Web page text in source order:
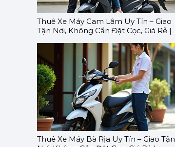
Thuê Xe Máy Cam Lâm Uy Tín – Giao
Tận Nơi, Không Cần Đặt Cọc, Giá Rẻ |
Thuê Xe Máy Bà Rịa Uy Tín – Giao Tận